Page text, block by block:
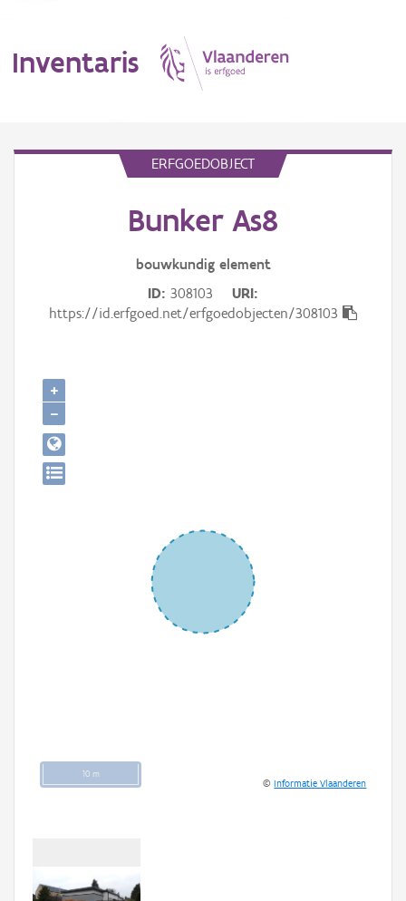
Inventaris
Gebeurtenis
Persoon of collectief
Downloads
ERFGOEDOBJECT
Bunker As8
bouwkundig element
ID 308103
URI
https://id.erfgoed.net/erfgoedobjecten/308103
10 m
©Informatie Vlaanderen
+
−